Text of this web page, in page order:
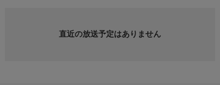
直近の放送予定はありません